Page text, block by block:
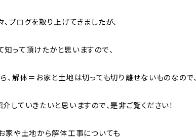
ブログを取り上げてきましたが、
って頂けたかと思いますので、
、解体＝お家と土地は切っても切り離せないものなので、
していきたいと思いますので、是非ご覧ください！
家や土地から解体工事についても